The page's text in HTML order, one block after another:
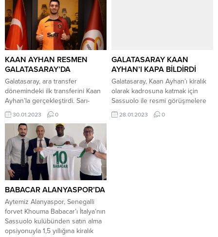
KAAN AYHAN RESMEN
GALATASARAY’DA
Galatasaray, ara transfer
dönemindeki ilk transferini Kaan
Ayhan’la gerçekleştirdi. Sarı-
kırmızılılardan yapılan açıklamada
şu ifadeler kullanıldı: “Profesyonel
futbolcu Kaan Ayhan ve kulübü
US Sassuolo Calcio s.r.l ile
oyuncunun 2022-23 sezonu için
şarta bağlı satın alma opsiyonlu
geçici transferi konusunda
anlaşmaya varılmıştır. Buna göre,
futbolcunun eski kulübüne net
400.000 € tutarında geçici...
30.01.2023 0
GALATASARAY KAAN
AYHAN’I KAPA BİLDİRDİ
Galatasaray, Kaan Ayhan’ı kiralık
olarak kadrosuna katmak için
Sassuolo ile resmi görüşmelere
başlandığını açıkladı. Milli
futbolcunun gece saatlerinde
28.01.2023 0
BABACAR ALANYASPOR’DA
Aytemiz Alanyaspor, Senegalli
forvet Khouma Babacar’ı İtalya’nın
Sassuolo kulübünden satın alma
opsiyonuyla 1,5 yıllığına kiralık